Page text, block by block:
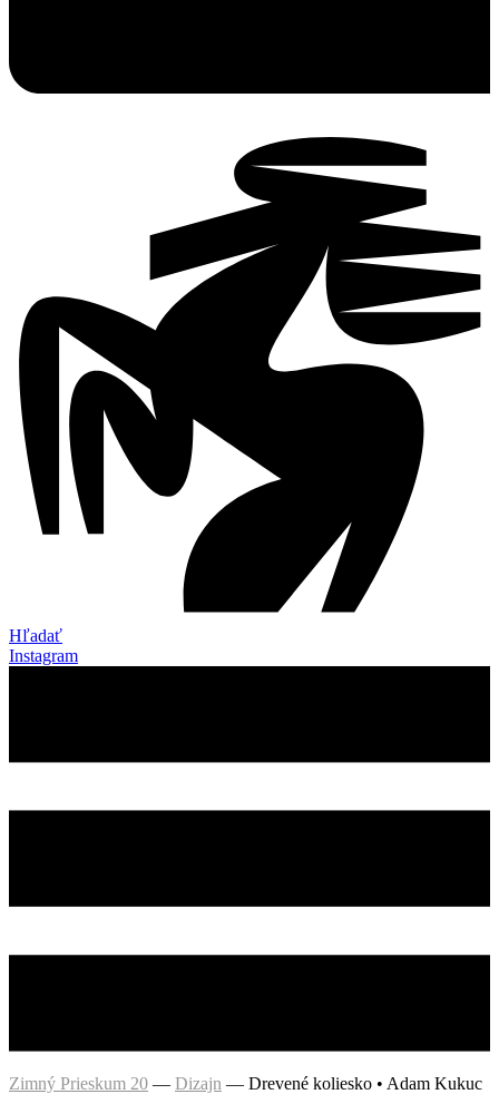
Hľadať
Instagram
Zimný Prieskum 20 — Dizajn — Drevené koliesko • Adam Kukuc